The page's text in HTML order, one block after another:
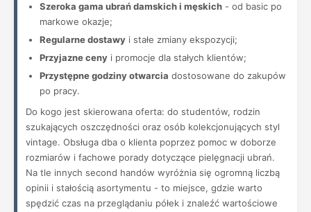
Szeroka gama ubrań damskich i męskich - od basic po
markowe okazje;
Regularne dostawy i stałe zmiany ekspozycji;
Przyjazne ceny i promocje dla stałych klientów;
Przystępne godziny otwarcia dostosowane do zakupów
po pracy.
Do kogo jest skierowana oferta: do studentów, rodzin
szukających oszczędności oraz osób kolekcjonujących styl
vintage. Obsługa dba o klienta poprzez pomoc w doborze
rozmiarów i fachowe porady dotyczące pielęgnacji ubrań.
Na tle innych second handów wyróżnia się ogromną liczbą
opinii i stałością asortymentu - to miejsce, gdzie warto
spędzić czas na przeglądaniu półek i znaleźć wartościowe